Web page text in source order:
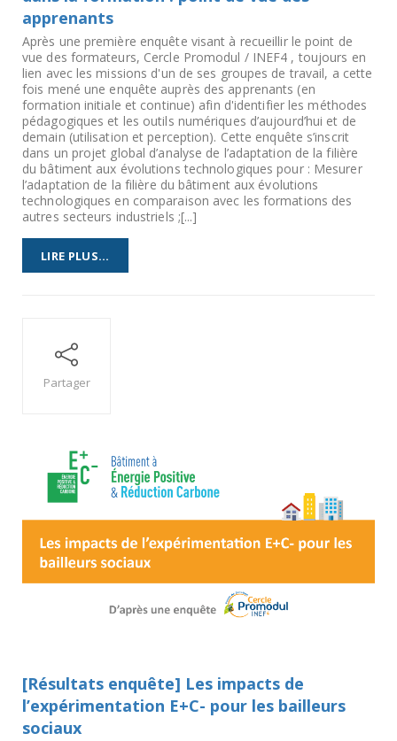
apprenants
Après une première enquête visant à recueillir le point de
vue des formateurs, Cercle Promodul / INEF4 , toujours en
lien avec les missions d'un de ses groupes de travail, a cette
fois mené une enquête auprès des apprenants (en
formation initiale et continue) afin d'identifier les méthodes
pédagogiques et les outils numériques d’aujourd’hui et de
demain (utilisation et perception). Cette enquête s’inscrit
dans un projet global d’analyse de l’adaptation de la filière
du bâtiment aux évolutions technologiques pour : Mesurer
l’adaptation de la filière du bâtiment aux évolutions
technologiques en comparaison avec les formations des
autres secteurs industriels ;[...]
LIRE PLUS...
Partager
[Résultats enquête] Les impacts de
l’expérimentation E+C- pour les bailleurs
sociaux